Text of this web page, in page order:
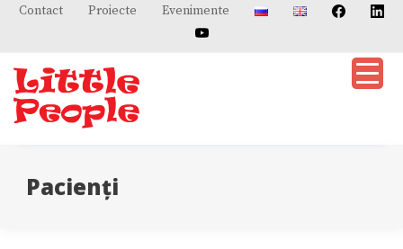
SkipContact Proiecte Evenimente
Pacienţi